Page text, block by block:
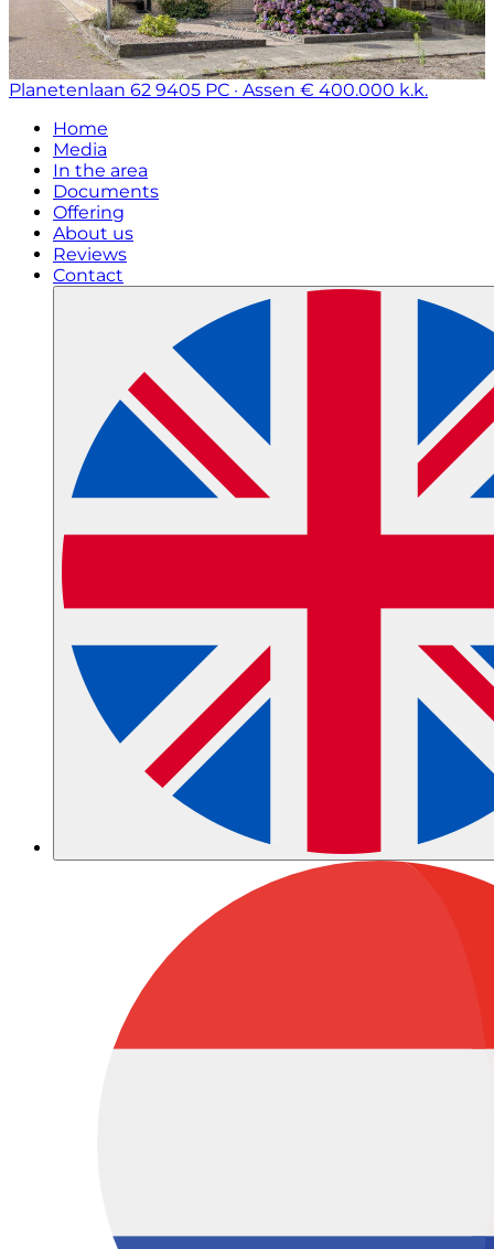
Planetenlaan 62 9405 PC · Assen € 400.000 k.k.
Home
Media
In the area
Documents
Offering
About us
Reviews
Contact